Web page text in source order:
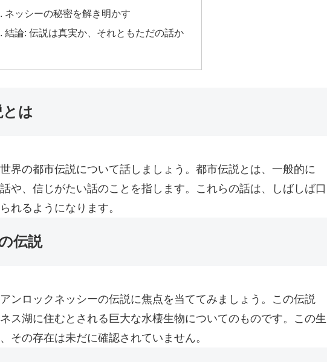
ネッシーの秘密を解き明かす
結論: 伝説は真実か、それともただの話か
は
界の都市伝説について話しましょう。都市伝説とは、一般的に
や、信じがたい話のことを指します。これらの話は、しばしば口
れるようになります。
伝説
ンロックネッシーの伝説に焦点を当ててみましょう。この伝説
ス湖に住むとされる巨大な水棲生物についてのものです。この生
その存在は未だに確認されていません。